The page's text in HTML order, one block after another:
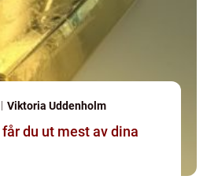
Viktoria Uddenholm